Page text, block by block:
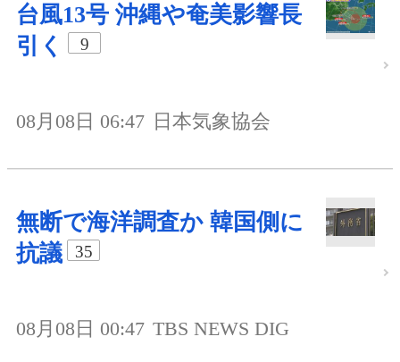
台風13号 沖縄や奄美影響長
引く
9
08月08日 06:47 日本気象協会
無断で海洋調査か 韓国側に
抗議
35
08月08日 00:47 TBS NEWS DIG